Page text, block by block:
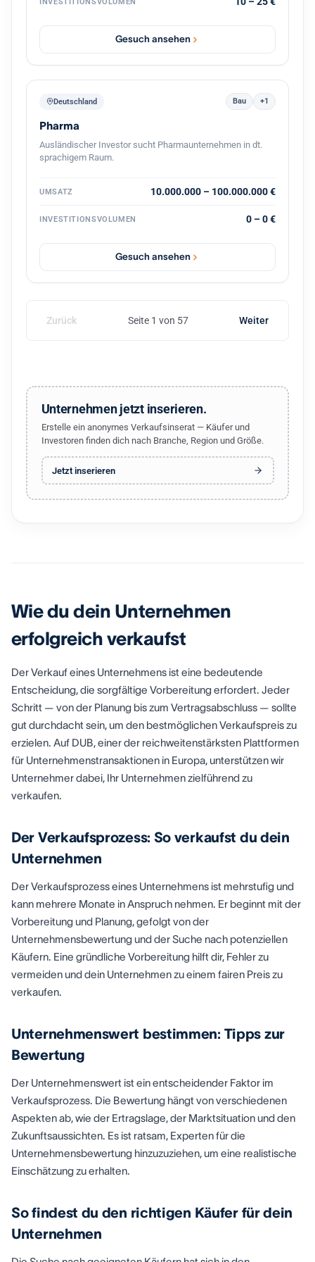
Management und mit Kontinuität für die Belegschaft.
Gesuch ansehen
Deutschland Bau +1
Pharma
Ausländischer Investor sucht Pharmaunternehmen in dt.
sprachigem Raum.
UMSATZ 10.000.000 – 100.000.000 €
INVESTITIONSVOLUMEN 0 – 0 €
Gesuch ansehen
Zurück Seite 1 von 57 Weiter
Unternehmen jetzt inserieren.
Erstelle ein anonymes Verkaufsinserat — Käufer und
Investoren finden dich nach Branche, Region und Größe.
Jetzt inserieren
Wie du dein Unternehmen
erfolgreich verkaufst
Der Verkauf eines Unternehmens ist eine bedeutende
Entscheidung, die sorgfältige Vorbereitung erfordert. Jeder
Schritt — von der Planung bis zum Vertragsabschluss — sollte
gut durchdacht sein, um den bestmöglichen Verkaufspreis zu
erzielen. Auf DUB, einer der reichweitenstärksten Plattformen
für Unternehmenstransaktionen in Europa, unterstützen wir
Unternehmer dabei, Ihr Unternehmen zielführend zu
verkaufen.
Der Verkaufsprozess: So verkaufst du dein
Unternehmen
Der Verkaufsprozess eines Unternehmens ist mehrstufig und
kann mehrere Monate in Anspruch nehmen. Er beginnt mit der
Vorbereitung und Planung, gefolgt von der
Unternehmensbewertung und der Suche nach potenziellen
Käufern. Eine gründliche Vorbereitung hilft dir, Fehler zu
vermeiden und dein Unternehmen zu einem fairen Preis zu
verkaufen.
Unternehmenswert bestimmen: Tipps zur
Bewertung
Der Unternehmenswert ist ein entscheidender Faktor im
Verkaufsprozess. Die Bewertung hängt von verschiedenen
Aspekten ab, wie der Ertragslage, der Marktsituation und den
Zukunftsaussichten. Es ist ratsam, Experten für die
Unternehmensbewertung hinzuzuziehen, um eine realistische
Einschätzung zu erhalten.
So findest du den richtigen Käufer für dein
Unternehmen